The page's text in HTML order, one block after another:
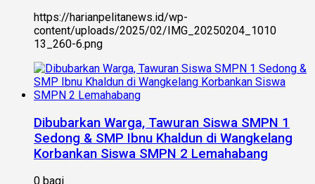
https://harianpelitanews.id/wp-
content/uploads/2025/02/IMG_20250204_1010
13_260-6.png
Dibubarkan Warga, Tawuran Siswa SMPN 1
Sedong & SMP Ibnu Khaldun di Wangkelang
Korbankan Siswa SMPN 2 Lemahabang
0 bagi